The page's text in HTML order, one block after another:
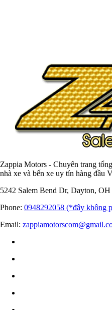
Zappia Motors - Chuyên trang
nhà xe và bến xe uy tín hàng đầu
5242 Salem Bend Dr, Dayton,
Phone: 0948292058 (*đây không
Email: